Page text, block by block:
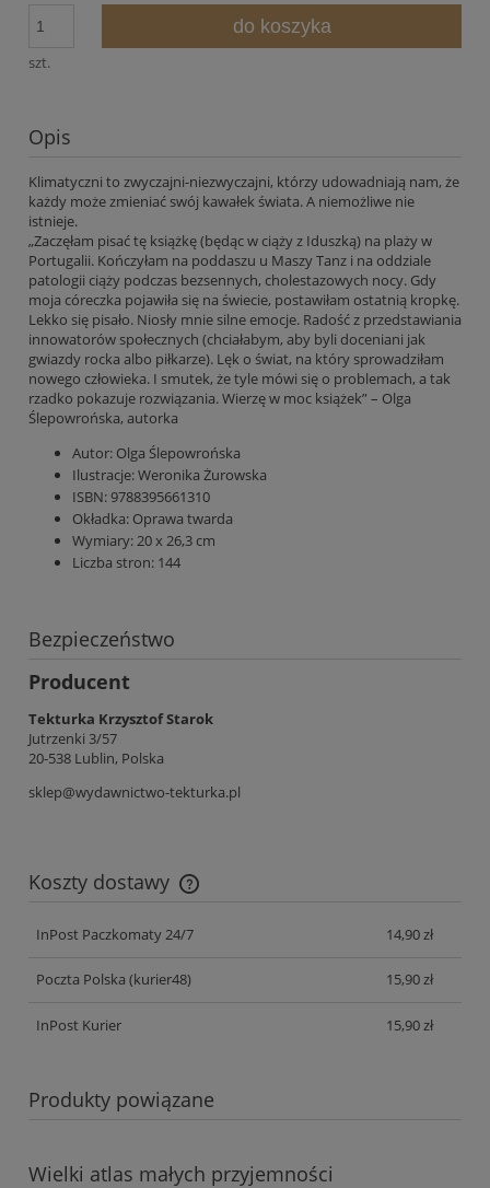
szt.
do koszyka
Opis
Klimatyczni to zwyczajni-niezwyczajni, którzy udowadniają nam, że
każdy może zmieniać swój kawałek świata. A niemożliwe nie
istnieje.
„Zaczęłam pisać tę książkę (będąc w ciąży z Iduszką) na plaży w
Portugalii. Kończyłam na poddaszu u Maszy Tanz i na oddziale
patologii ciąży podczas bezsennych, cholestazowych nocy. Gdy
moja córeczka pojawiła się na świecie, postawiłam ostatnią kropkę.
Lekko się pisało. Niosły mnie silne emocje. Radość z przedstawiania
innowatorów społecznych (chciałabym, aby byli doceniani jak
gwiazdy rocka albo piłkarze). Lęk o świat, na który sprowadziłam
nowego człowieka. I smutek, że tyle mówi się o problemach, a tak
rzadko pokazuje rozwiązania. Wierzę w moc książek” – Olga
Ślepowrońska, autorka
Autor: Olga Ślepowrońska
Ilustracje:Weronika Żurowska
ISBN:9788395661310
Okładka: Oprawa twarda
Wymiary:20 x 26,3 cm
Liczba stron: 144
Bezpieczeństwo
Producent
Tekturka Krzysztof Starok
Jutrzenki 3/57
20-538 Lublin, Polska
sklep@wydawnictwo-tekturka.pl
Koszty dostawy
Cena nie zawiera ewentualnych kosztów płatności
InPost Paczkomaty 24/7
14,90 zł
Poczta Polska (kurier48) 15,90 zł
InPost Kurier 15,90 zł
Produkty powiązane
Wielki atlas małych przyjemności